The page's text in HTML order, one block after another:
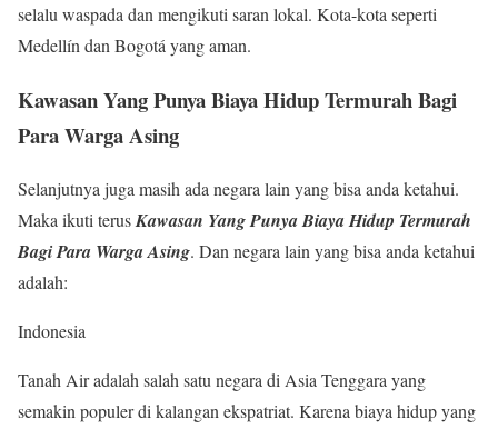
selalu waspada dan mengikuti saran lokal. Kota-kota seperti
Medellín dan Bogotá yang aman.
Kawasan Yang Punya Biaya Hidup Termurah Bagi
Para Warga Asing
Selanjutnya juga masih ada negara lain yang bisa anda ketahui.
Maka ikuti terusKawasan Yang Punya Biaya Hidup Termurah
Bagi Para Warga Asing. Dan negara lain yang bisa anda ketahui
adalah:
Indonesia
Tanah Air adalah salah satu negara di Asia Tenggara yang
semakin populer di kalangan ekspatriat. Karena biaya hidup yang